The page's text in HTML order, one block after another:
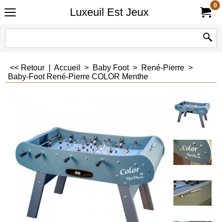
Luxeuil Est Jeux
0
<< Retour Accueil > Baby Foot> René-Pierre >
Baby-Foot René-Pierre COLOR Menthe